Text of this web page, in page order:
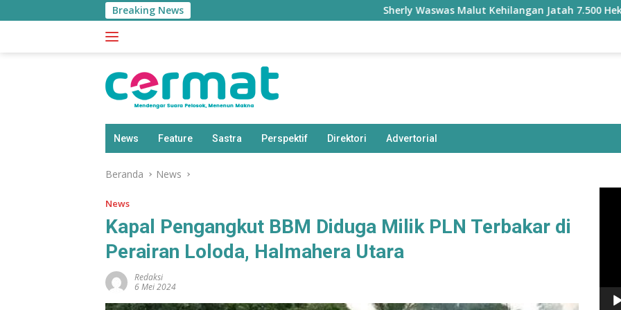
ke
Breaking News Sherly Waswas Malut Kehilangan Jatah 7.500 Hektare
News Feature Sastra Perspektif Direktori Advertorial
Beranda News
News
Kapal Pengangkut BBM Diduga Milik PLN Terbakar di
Perairan Loloda, Halmahera Utara
Redaksi
6 Mei 2024